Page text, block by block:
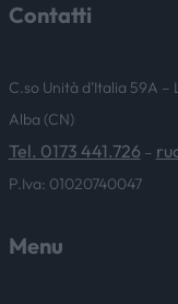
Contatti
C.so Unità d’Italia 59A –
Alba (CN)
Tel. 0173 441.726 –
P.Iva: 01020740047
Menu